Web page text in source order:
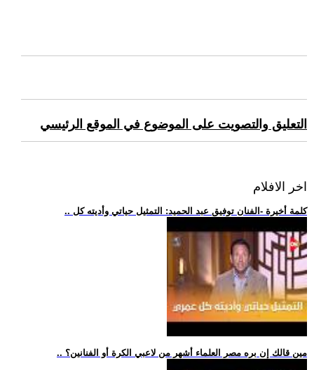
التعليق والتصويت على الموضوع في الموقع الرئيسي
اخر الافلام
.. كلمة أخيرة -الفنان توفيق عبد الحميد: التمثيل حياتي وأديته كل
.. مين قالك إن بره مصر العلماء أشهر من لاعبي الكرة أو الفنانين؟